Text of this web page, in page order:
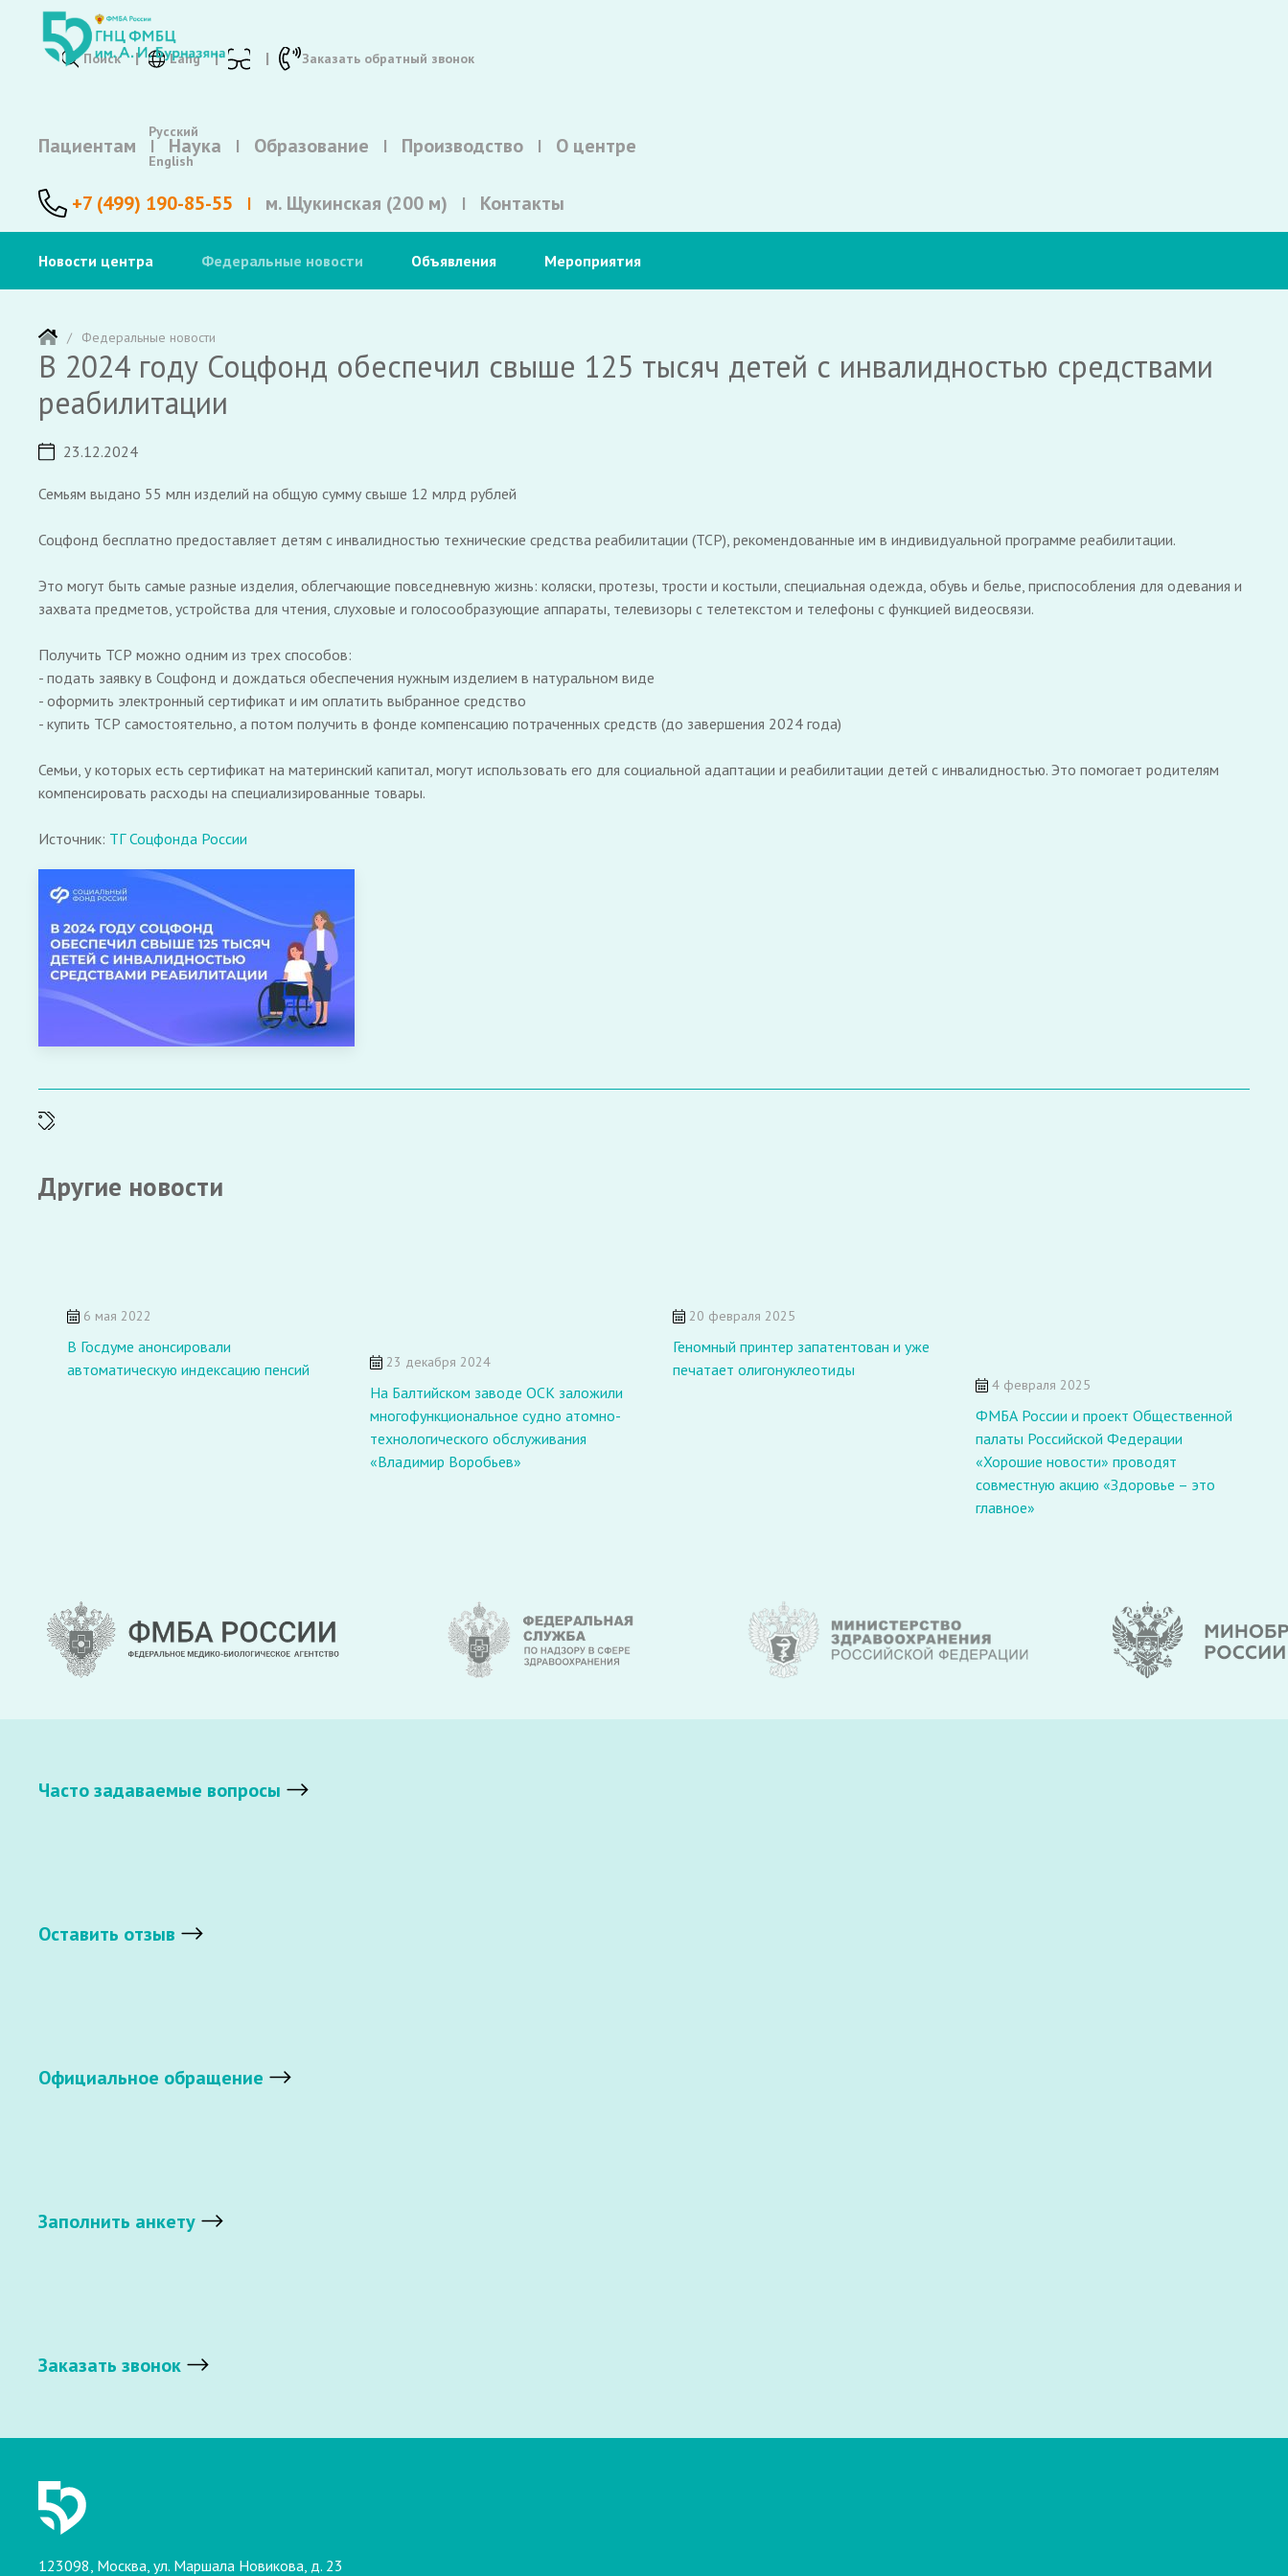
Поиск Lang
Русский
English
Заказать обратный звонок
Пациентам Наука Образование Производство О центре
+7 (499) 190-85-55 м. Щукинская (200 м) Контакты
Новости центра Федеральные новости Объявления Мероприятия
Федеральные новости
В 2024 году Соцфонд обеспечил свыше 125 тысяч детей с инвалидностью средствами
реабилитации
23.12.2024
Семьям выдано 55 млн изделий на общую сумму свыше 12 млрд рублей
Соцфонд бесплатно предоставляет детям с инвалидностью технические средства реабилитации (ТСР), рекомендованные им в индивидуальной программе реабилитации.
Это могут быть самые разные изделия, облегчающие повседневную жизнь: коляски, протезы, трости и костыли, специальная одежда, обувь и белье, приспособления для одевания и
захвата предметов, устройства для чтения, слуховые и голосообразующие аппараты, телевизоры с телетекстом и телефоны с функцией видеосвязи.
Получить ТСР можно одним из трех способов:
- подать заявку в Соцфонд и дождаться обеспечения нужным изделием в натуральном виде
- оформить электронный сертификат и им оплатить выбранное средство
- купить ТСР самостоятельно, а потом получить в фонде компенсацию потраченных средств (до завершения 2024 года)
Семьи, у которых есть сертификат на материнский капитал, могут использовать его для социальной адаптации и реабилитации детей с инвалидностью. Это помогает родителям
компенсировать расходы на специализированные товары.
Источник: ТГ Соцфонда России
Другие новости
6 мая 2022
В Госдуме анонсировали
автоматическую индексацию пенсий
23 декабря 2024
На Балтийском заводе ОСК заложили
многофункциональное судно атомно-
технологического обслуживания
«Владимир Воробьев»
20 февраля 2025
Геномный принтер запатентован и уже
печатает олигонуклеотиды
4 февраля 2025
ФМБА России и проект Общественной
палаты Российской Федерации
«Хорошие новости» проводят
совместную акцию «Здоровье – это
главное»
Часто задаваемые вопросы
Оставить отзыв
Официальное обращение
Заполнить анкету
Заказать звонок
123098, Москва, ул. Маршала Новикова, д. 23